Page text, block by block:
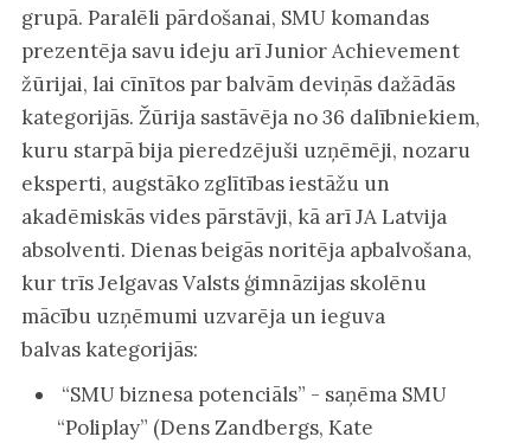
grupā. Paralēli pārdošanai, SMU komandas
prezentēja savu ideju arī Junior Achievement
žūrijai, lai cīnītos par balvām deviņās dažādās
kategorijās. Žūrija sastāvēja no 36 dalībniekiem,
kuru starpā bija pieredzējuši uzņēmēji, nozaru
eksperti, augstāko zglītības iestāžu un
akadēmiskās vides pārstāvji, kā arī JA Latvija
absolventi. Dienas beigās noritēja apbalvošana,
kur trīs Jelgavas Valsts ģimnāzijas skolēnu
mācību uzņēmumi uzvarēja un ieguva
balvas kategorijās:
“SMU biznesa potenciāls” - saņēma SMU
“Poliplay” (Dens Zandbergs, Kate